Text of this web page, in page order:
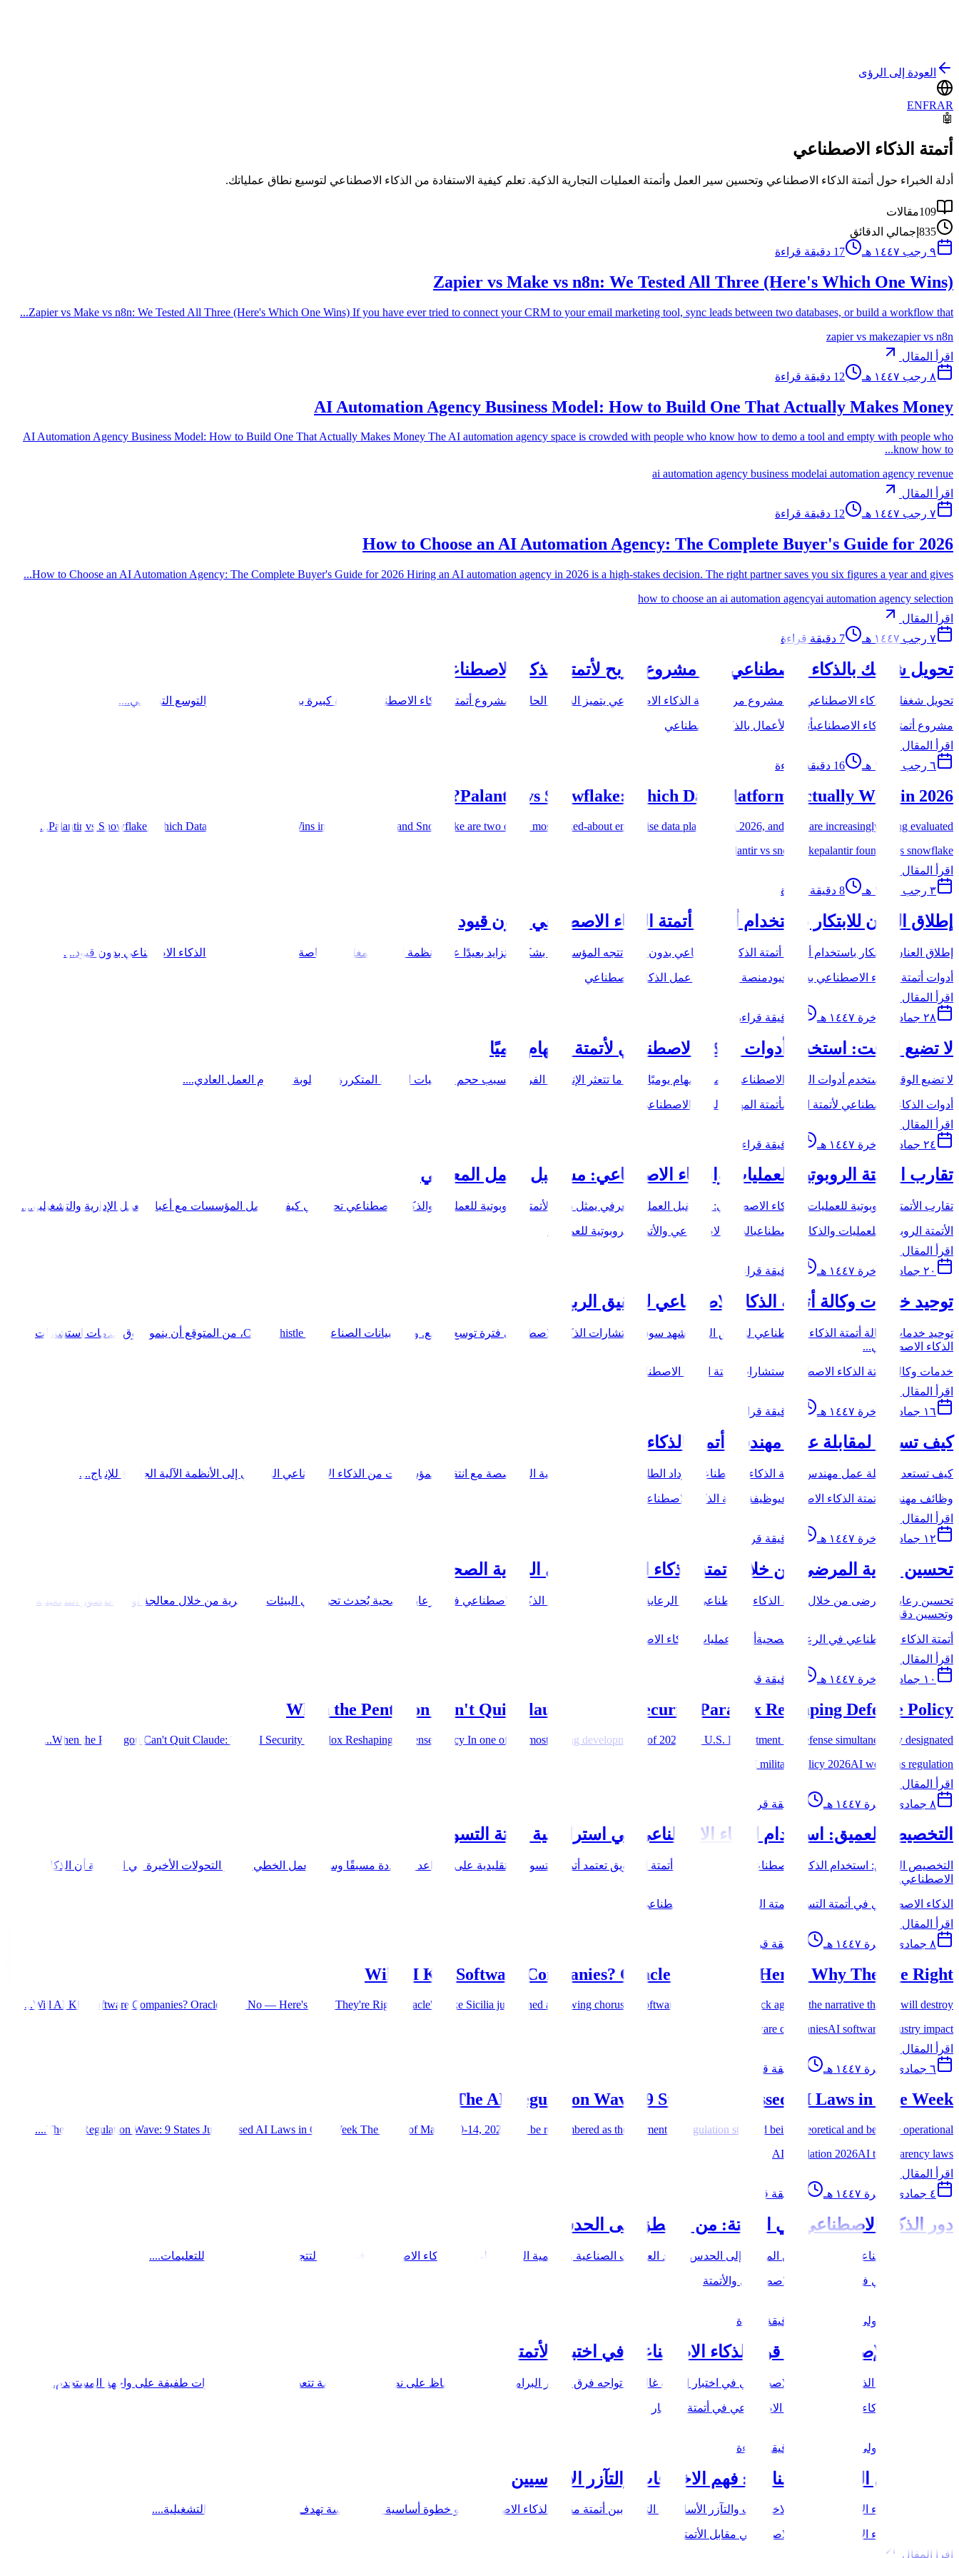
العودة إلى الرؤى
ENFRAR
🤖
أتمتة الذكاء الاصطناعي
أدلة الخبراء حول أتمتة الذكاء الاصطناعي وتحسين سير العمل وأتمتة العمليات التجارية الذكية. تعلم كيفية الاستفادة من الذكاء الاصطناعي لتوسيع نطاق عملياتك.
109مقالات
835 إجمالي الدقائق
٩ رجب ١٤٤٧ هـ
17 دقيقة قراءة
Zapier vs Make vs n8n: We Tested All Three (Here's Which One Wins)
Zapier vs Make vs n8n: We Tested All Three (Here's Which One Wins) If you have ever tried to connect your CRM to your email marketing tool, sync leads between two databases, or build a workflow that...
zapier vs makezapier vs n8n
اقرأ المقال
٨ رجب ١٤٤٧ هـ
12 دقيقة قراءة
AI Automation Agency Business Model: How to Build One That Actually Makes Money
AI Automation Agency Business Model: How to Build One That Actually Makes Money The AI automation agency space is crowded with people who know how to demo a tool and empty with people who
know how to...
ai automation agency business modelai automation agency revenue
اقرأ المقال
٧ رجب ١٤٤٧ هـ
12 دقيقة قراءة
How to Choose an AI Automation Agency: The Complete Buyer's Guide for 2026
How to Choose an AI Automation Agency: The Complete Buyer's Guide for 2026 Hiring an AI automation agency in 2026 is a high-stakes decision. The right partner saves you six figures a year and gives...
how to choose an ai automation agencyai automation agency selection
اقرأ المقال
٧ رجب ١٤٤٧ هـ
7 دقيقة قراءة
تحويل شغفك بالذكاء الاصطناعي إلى مشروع مربح لأتمتة الذكاء الاصطناعي
تحويل شغفك بالذكاء الاصطناعي إلى مشروع مربح لأتمتة الذكاء الاصطناعي يتميز السوق الحالي لمشروع أتمتة الذكاء الاصطناعي بفجوة كبيرة بين تبني التكنولوجيا والتوسع التشغيلي....
مشروع أتمتة الذكاء الاصطناعيأتمتة الأعمال بالذكاء الاصطناعي
اقرأ المقال
٦ رجب ١٤٤٧ هـ
16 دقيقة قراءة
Palantir vs Snowflake: Which Data Platform Actually Wins in 2026?
Palantir vs Snowflake: Which Data Platform Actually Wins in 2026? Palantir and Snowflake are two of the most talked-about enterprise data platforms in 2026, and they are increasingly being evaluated...
palantir vs snowflakepalantir foundry vs snowflake
اقرأ المقال
٣ رجب ١٤٤٧ هـ
8 دقيقة قراءة
إطلاق العنان للابتكار باستخدام أدوات أتمتة الذكاء الاصطناعي بدون قيود
إطلاق العنان للابتكار باستخدام أدوات أتمتة الذكاء الاصطناعي بدون قيود تتجه المؤسسات بشكل متزايد بعيدًا عن الأنظمة البيئية المغلقة والخاصة لاعتماد أدوات أتمتة الذكاء الاصطناعي بدون قيود....
أدوات أتمتة الذكاء الاصطناعي بدون قيودمنصة أتمتة سير عمل الذكاء الاصطناعي
اقرأ المقال
٢٨ جمادى الآخرة ١٤٤٧ هـ
دقيقة قراءة
لا تضيع الوقت: استخدم أدوات الذكاء الاصطناعي لأتمتة المهام يوميًا
لا تضيع الوقت: استخدم أدوات الذكاء الاصطناعي لأتمتة المهام يوميًا غالبًا ما تتعثر الإنتاجية الفردية بسبب حجم العمليات اليدوية المتكررة المطلوبة في يوم العمل العادي....
أدوات الذكاء الاصطناعي لأتمتة المهامأتمتة المهام بالذكاء الاصطناعي
اقرأ المقال
٢٤ جمادى الآخرة ١٤٤٧ هـ
دقيقة قراءة
تقارب الأتمتة الروبوتية للعمليات والذكاء الاصطناعي: مستقبل العمل المعرفي
تقارب الأتمتة الروبوتية للعمليات والذكاء الاصطناعي: مستقبل العمل المعرفي يمثل دمج الأتمتة الروبوتية للعمليات والذكاء الاصطناعي تحولاً في كيفية تعامل المؤسسات مع أعباء العمل الإدارية والتشغيلية....
الأتمتة الروبوتية للعمليات والذكاء الاصطناعيالذكاء الاصطناعي والأتمتة الروبوتية للعمليات
اقرأ المقال
٢٠ جمادى الآخرة ١٤٤٧ هـ
دقيقة قراءة
توحيد خدمات وكالة أتمتة الذكاء الاصطناعي لتحقيق الربح
توحيد خدمات وكالة أتمتة الذكاء الاصطناعي لتحقيق الربح يشهد سوق استشارات الذكاء الاصطناعي فترة توسع سريع. وفقًا لبيانات الصناعة من ColorWhistle، من المتوقع أن ينمو سوق خدمات استشارات
الذكاء الاصطناعي...
خدمات وكالة أتمتة الذكاء الاصطناعي
استشارات أتمتة الذكاء الاصطناعي
اقرأ المقال
١٦ جمادى الآخرة ١٤٤٧ هـ
دقيقة قراءة
كيف تستعد لمقابلة عمل مهندس أتمتة الذكاء الاصطناعي
كيف تستعد لمقابلة عمل مهندس أتمتة الذكاء الاصطناعي يزداد الطلب على المواهب التقنية المتخصصة مع انتقال المؤسسات من الذكاء الاصطناعي التجريبي إلى الأنظمة الآلية الجاهزة للإنتاج....
وظائف مهندس أتمتة الذكاء الاصطناعيوظيفة أتمتة الذكاء الاصطناعي
اقرأ المقال
١٢ جمادى الآخرة ١٤٤٧ هـ
دقيقة قراءة
تحسين رعاية المرضى من خلال أتمتة الذكاء الاصطناعي في الرعاية الصحية
تحسين رعاية المرضى من خلال أتمتة الذكاء الاصطناعي في الرعاية الصحية إن دمج أتمتة الذكاء الاصطناعي في الرعاية الصحية يُحدث تحولاً في البيئات السريرية من خلال معالجة أوجه القصور التشغيلية
وتحسين دقة...
أتمتة الذكاء الاصطناعي في الرعاية الصحية أتمتة عمليات الذكاء الاصطناعي
اقرأ المقال
١٠ جمادى الآخرة ١٤٤٧ هـ
دقيقة قراءة
When the Pentagon Can't Quit Claude: The AI Security Paradox Reshaping Defense Policy
When the Pentagon Can't Quit Claude: The AI Security Paradox Reshaping Defense Policy In one of the most telling developments of 2026, the U.S. Department of Defense simultaneously designated...
AI military policy 2026AI weapons regulation
اقرأ المقال
٨ جمادى الآخرة ١٤٤٧ هـ
دقيقة قراءة
التخصيص العميق: استخدام الذكاء الاصطناعي في استراتيجية أتمتة التسويق
التخصيص العميق: استخدام الذكاء الاصطناعي في استراتيجية أتمتة التسويق تعتمد أتمتة التسويق التقليدية على القواعد المحددة مسبقًا وسير العمل الخطي. تُظهر التحولات الأخيرة في الصناعة أن الذكاء
الاصطناعي...
الذكاء الاصطناعي في أتمتة التسويق
أتمتة التسويق: الذكاء الاصطناعي
اقرأ المقال
٨ جمادى الآخرة ١٤٤٧ هـ
دقيقة قراءة
Will AI Kill Software Companies? Oracle Says No — Here's Why They're Right
Will AI Kill Software Companies? Oracle Says No — Here's Why They're Right Oracle's Mike Sicilia just joined a growing chorus of software CEOs pushing back against the narrative that AI will destroy...
AI won't kill software companiesAI software industry impact
اقرأ المقال
٦ جمادى الآخرة ١٤٤٧ هـ
دقيقة قراءة
The AI Regulation Wave: 9 States Just Passed AI Laws in One Week
The AI Regulation Wave: 9 States Just Passed AI Laws in One Week The week of March 10-14, 2026 will be remembered as the moment AI regulation stopped being theoretical and became operational....
AI regulation 2026AI transparency laws
اقرأ المقال
٤ جمادى الآخرة ١٤٤٧ هـ
دقيقة قراءة
دور الذكاء الاصطناعي في الأتمتة: من المنطق إلى الحدس
دور الذكاء الاصطناعي في الأتمتة: من المنطق إلى الحدس تعتمد العمليات الصناعية والرقمية الحديثة على دمج الذكاء الاصطناعي في الأتمتة لتتجاوز التسلسل الثابت للتعليمات....
الذكاء الاصطناعي في الأتمتة
الذكاء الاصطناعي والأتمتة
دقيقة قراءة
اختبارات الإصلاح الذاتي: قوة الذكاء الاصطناعي في اختبار الأتمتة
اختبارات الإصلاح الذاتي: قوة الذكاء الاصطناعي في اختبار الأتمتة غالبًا ما تواجه فرق تطوير البرامج تحديًا في الحفاظ على نصوص اختبار هشة تتعطل كلما طرأت تغييرات طفيفة على واجهة المستخدم....
أتمتة الاختبار بالذكاء الاصطناعي
الذكاء الاصطناعي في أتمتة الاختبار
دقيقة قراءة
أتمتة مقابل الذكاء الاصطناعي: فهم الاختلافات والتآزر الأساسيين
أتمتة مقابل الذكاء الاصطناعي: فهم الاختلافات والتآزر الأساسيين التمييز بين أتمتة مقابل الذكاء الاصطناعي هو خطوة أساسية لأي مؤسسة تهدف إلى تحسين كفاءتها التشغيلية....
أتمتة مقابل الذكاء الاصطناعي
الذكاء الاصطناعي مقابل الأتمتة
اقرأ المقال